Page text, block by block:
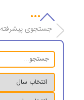
جستجوی پیشرفته